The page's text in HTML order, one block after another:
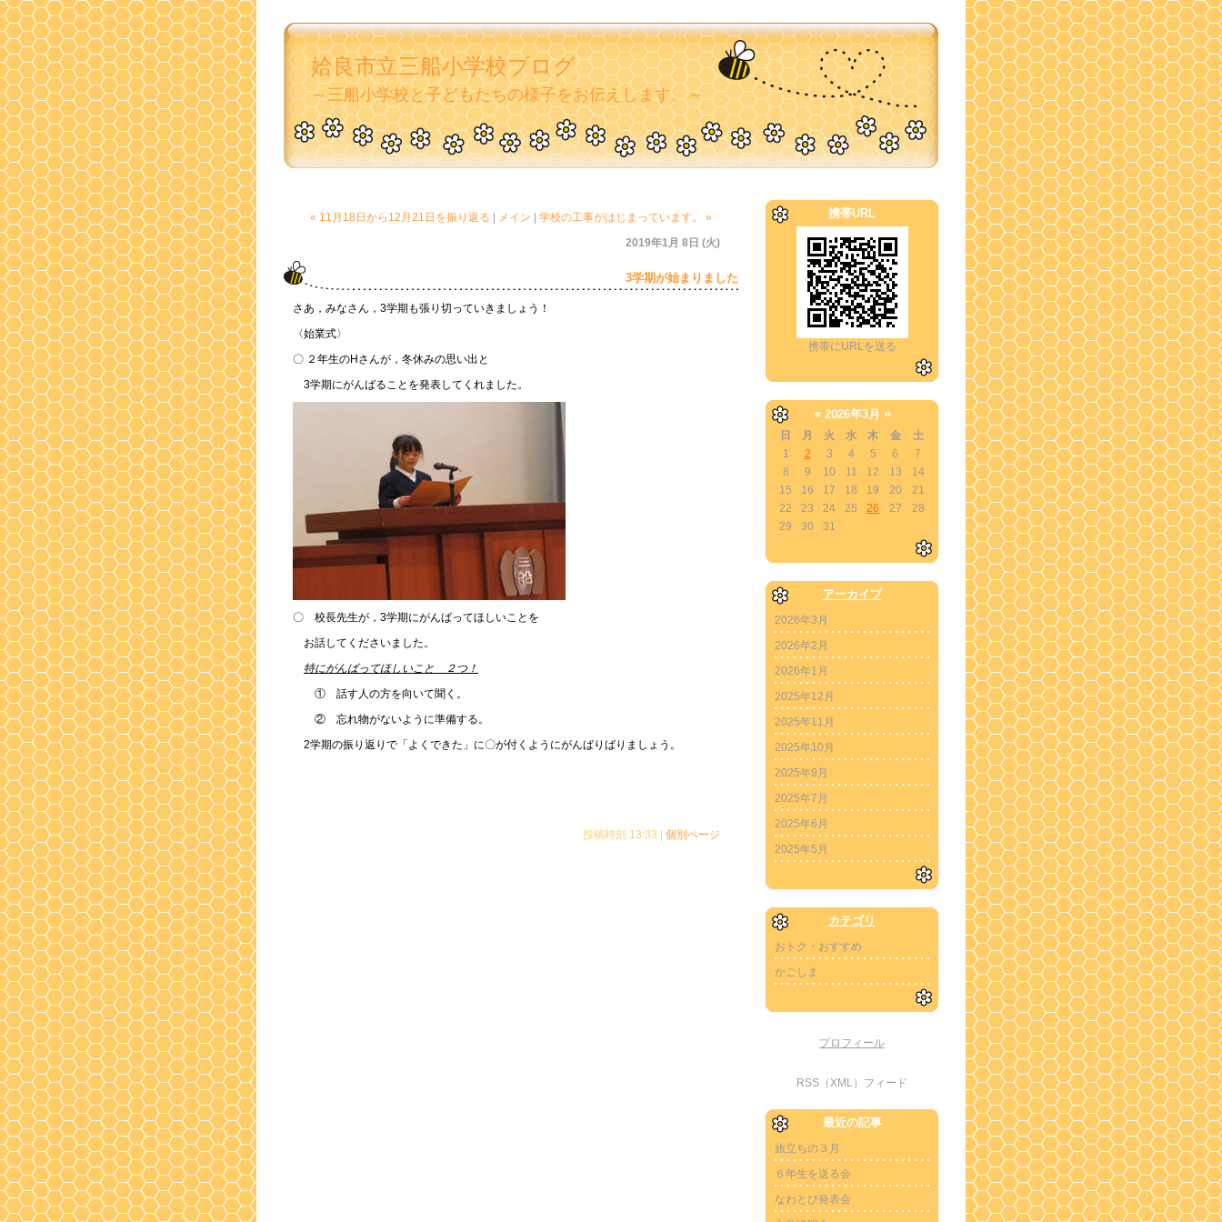
姶良市立三船小学校ブログ
～三船小学校と子どもたちの様子をお伝えします。～
« 11月18日から12月21日を振り返る メイン
学校の工事がはじまっています。 »
2019年1月 8日 (火)
3学期が始まりました
さあ，みなさん，3学期も張り切っていきましょう！
〈始業式〉
〇 ２年生のHさんが，冬休みの思い出と
3学期にがんばることを発表してくれました。
〇 校長先生が，3学期にがんばってほしいことを
お話してくださいました。
特にがんばってほしいこと ２つ！
① 話す人の方を向いて聞く。
② 忘れ物がないように準備する。
2学期の振り返りで「よくできた」に〇が付くようにがんばりばりましょう。
投稿時刻 13:33 個別ページ
携帯URL
携帯にURLを送る
« 2026年3月 »
日 月 火 水 木 金
土
1
2 3 4 5 6
7
8
9 10 11 12 13
14
15
16 17 18 19 20
21
22
23 24 25 26 27
28
29
30 31
アーカイブ
2026年3月
2026年2月
2026年1月
2025年12月
2025年11月
2025年10月
2025年9月
2025年7月
2025年6月
2025年5月
カテゴリ
おトク・おすすめ
かごしま
プロフィール
RSS（XML）フィード
最近の記事
旅立ちの３月
６年生を送る会
なわとび発表会